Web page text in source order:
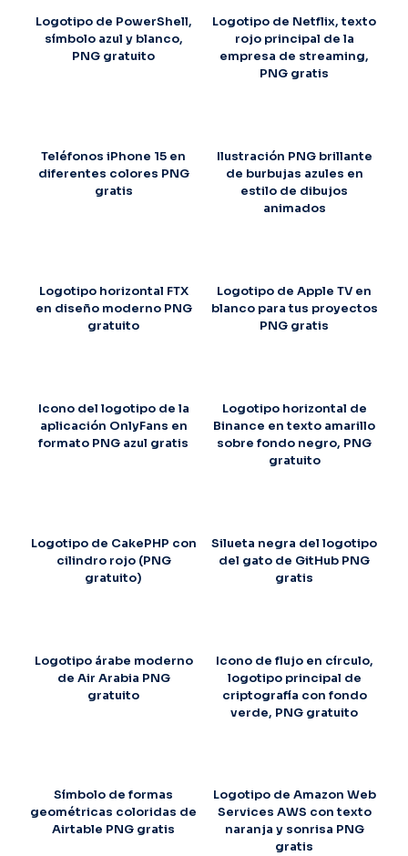
Logotipo de PowerShell,
símbolo azul y blanco,
PNG gratuito
Logotipo de Netflix, texto
rojo principal de la
empresa de streaming,
PNG gratis
Teléfonos iPhone 15 en
diferentes colores PNG
gratis
Ilustración PNG brillante
de burbujas azules en
estilo de dibujos
animados
Logotipo horizontal FTX
en diseño moderno PNG
gratuito
Logotipo de Apple TV en
blanco para tus proyectos
PNG gratis
Icono del logotipo de la
aplicación OnlyFans en
formato PNG azul gratis
Logotipo horizontal de
Binance en texto amarillo
sobre fondo negro, PNG
gratuito
Logotipo de CakePHP con
cilindro rojo (PNG
gratuito)
Silueta negra del logotipo
del gato de GitHub PNG
gratis
Logotipo árabe moderno
de Air Arabia PNG
gratuito
Icono de flujo en círculo,
logotipo principal de
criptografía con fondo
verde, PNG gratuito
Símbolo de formas
geométricas coloridas de
Airtable PNG gratis
Logotipo de Amazon Web
Services AWS con texto
naranja y sonrisa PNG
gratis